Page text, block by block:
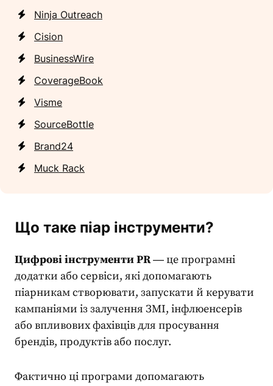
Ninja Outreach
Cision
BusinessWire
CoverageBook
Visme
SourceBottle
Brand24
Muck Rack
Що таке піар інструменти?
Цифрові інструменти PR― це програмні
додатки або сервіси, які допомагають
піарникам створювати, запускати й керувати
кампаніями із залучення ЗМІ, інфлюенсерів
або впливових фахівців для просування
брендів, продуктів або послуг.
Фактично ці програми допомагають